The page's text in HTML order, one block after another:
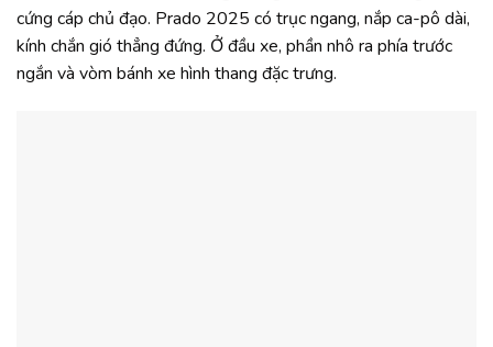
cứng cáp chủ đạo. Prado 2025 có trục ngang, nắp ca-pô dài,
kính chắn gió thẳng đứng. Ở đầu xe, phần nhô ra phía trước
ngắn và vòm bánh xe hình thang đặc trưng.